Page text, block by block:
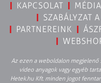
KAPCSOLAT
SZABÁLYZAT
PARTNEREINK
Az ezen a weboldalon megjelenő
video anyagok vagy egyéb
Hetek.hu Kft. minden jogot